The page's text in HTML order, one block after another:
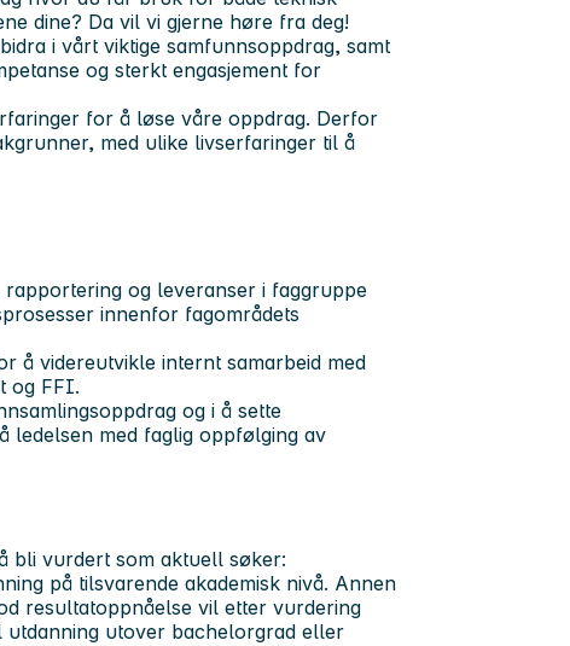
dine? Da vil vi gjerne høre fra deg!
i vårt viktige samfunnsoppdrag, samt
og sterkt engasjement for
for å løse våre oppdrag. Derfor
med ulike livserfaringer til å
og leveranser i faggruppe
innenfor fagområdets
å videreutvikle internt samarbeid med
og FFI.
og i å sette
ledelsen med faglig oppfølging av
bli vurdert som aktuell søker:
på tilsvarende akademisk nivå. Annen
resultatoppnåelse vil etter vurdering
utover bachelorgrad eller